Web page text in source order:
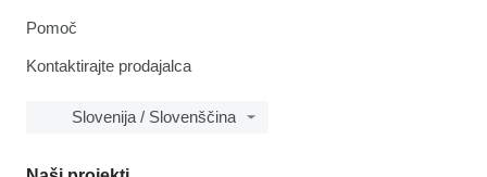
Pomoč
Kontaktirajte prodajalca
Slovenija / Slovenščina